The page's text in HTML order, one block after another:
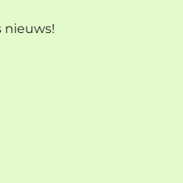
nieuws!